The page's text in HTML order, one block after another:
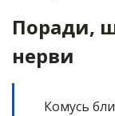
Поради,
нерви
Комусь